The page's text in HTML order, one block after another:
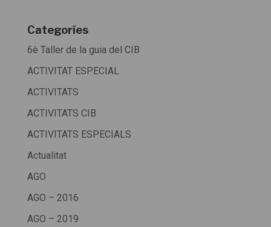
Categoríes
6è Taller de la guia del CIB
ACTIVITAT ESPECIAL
ACTIVITATS
ACTIVITATS CIB
ACTIVITATS ESPECIALS
Actualitat
AGO
AGO – 2016
AGO – 2019